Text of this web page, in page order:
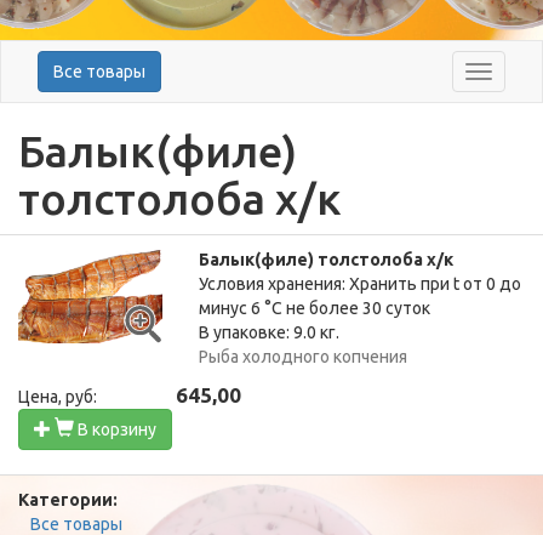
Меню
Все товары
Балык(филе)
толстолоба х/к
Балык(филе) толстолоба х/к
Условия хранения: Хранить при t от 0 до
минус 6 °C не более 30 суток
В упаковке: 9.0 кг.
Рыба холодного копчения
Цена, руб: 645,00
В корзину
Категории:
Все товары